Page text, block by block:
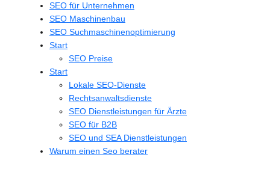
SEO für Unternehmen
SEO Maschinenbau
SEO Suchmaschinenoptimierung
Start
SEO Preise
Start
Lokale SEO-Dienste
Rechtsanwaltsdienste
SEO Dienstleistungen für Ärzte
SEO für B2B
SEO und SEA Dienstleistungen
Warum einen Seo berater